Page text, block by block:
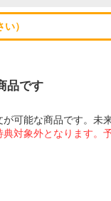
）
品です
可能な商品です。未
対象外となります。